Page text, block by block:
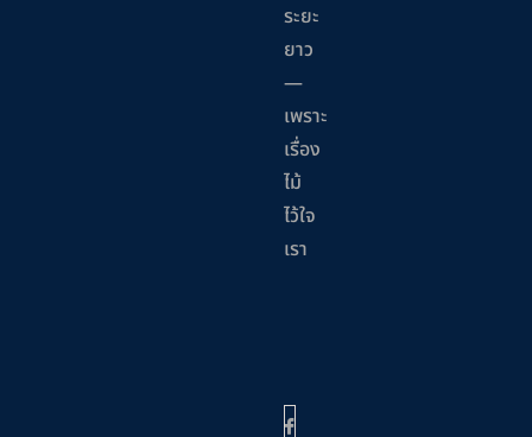
ระยะ
ยาว
—
เพราะ
เรื่อง
ไม้
ไว้ใจ
เรา